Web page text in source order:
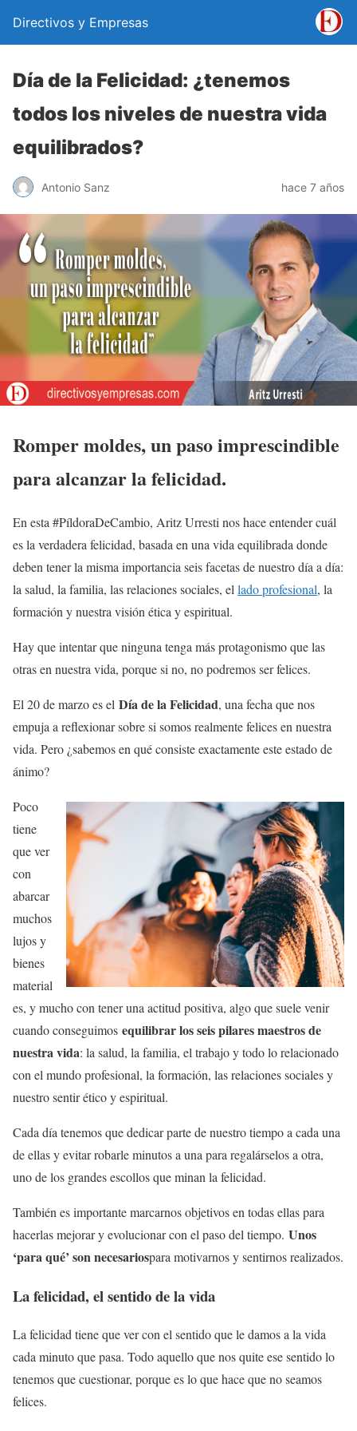
Directivos y Empresas
Día de la Felicidad: ¿tenemos
todos los niveles de nuestra vida
equilibrados?
Antonio Sanz hace 7 años
Romper moldes, un paso imprescindible
para alcanzar la felicidad.
En esta #PíldoraDeCambio, Aritz Urresti nos hace entender cuál
es la verdadera felicidad, basada en una vida equilibrada donde
deben tener la misma importancia seis facetas de nuestro día a día:
la salud, la familia, las relaciones sociales, el lado profesional, la
formación y nuestra visión ética y espiritual.
Hay que intentar que ninguna tenga más protagonismo que las
otras en nuestra vida, porque si no, no podremos ser felices.
El 20 de marzo es el Día de la Felicidad, una fecha que nos
empuja a reflexionar sobre si somos realmente felices en nuestra
vida. Pero ¿sabemos en qué consiste exactamente este estado de
ánimo?
Poco
tiene
que ver
con
abarcar
muchos
lujos y
bienes
material
es, y mucho con tener una actitud positiva, algo que suele venir
cuando conseguimos equilibrar los seis pilares maestros de
nuestra vida: la salud, la familia, el trabajo y todo lo relacionado
con el mundo profesional, la formación, las relaciones sociales y
nuestro sentir ético y espiritual.
Cada día tenemos que dedicar parte de nuestro tiempo a cada una
de ellas y evitar robarle minutos a una para regalárselos a otra,
uno de los grandes escollos que minan la felicidad.
También es importante marcarnos objetivos en todas ellas para
hacerlas mejorar y evolucionar con el paso del tiempo. Unos
‘para qué’ son necesariospara motivarnos y sentirnos realizados.
La felicidad, el sentido de la vida
La felicidad tiene que ver con el sentido que le damos a la vida
cada minuto que pasa. Todo aquello que nos quite ese sentido lo
tenemos que cuestionar, porque es lo que hace que no seamos
felices.